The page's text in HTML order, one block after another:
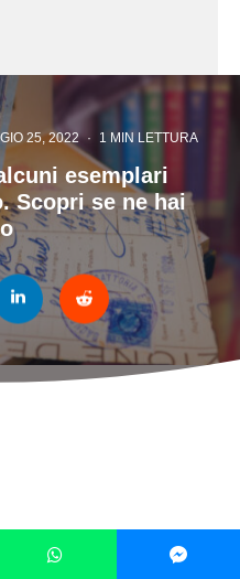
25, 2022 · 1 MIN LETTURA
esemplari
Scopri se ne hai